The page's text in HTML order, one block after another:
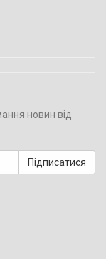
новин від
Підписатися